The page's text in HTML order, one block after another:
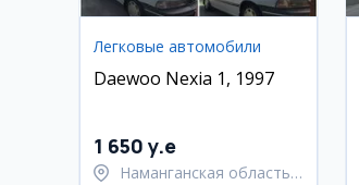
Легковые автомобили
Daewoo Nexia 1, 1997
1 650 y.e
Наманганская область,